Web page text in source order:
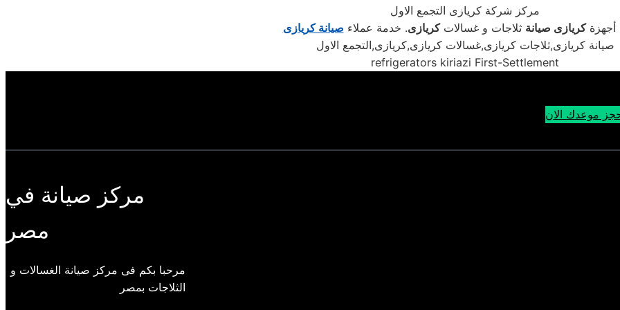
مركز شركة كريازى التجمع الاول
أجهزةكريازى صيانة ثلاجات و غسالاتكريازى. خدمة عملاء صيانة كريازى
صيانة كريازى,ثلاجات كريازى,غسالات كريازى,كريازى,التجمع الاول
refrigerators kiriazi First-Settlement
موعدك الان
مركز صيانة في
مصر
مرحبا بكم فى مركز صيانة الغسالات و
الثلاجات بمصر